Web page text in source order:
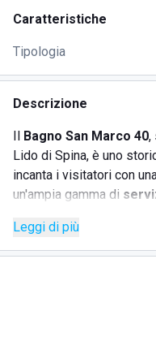
Caratteristiche
Tipologia
Descrizione
Il Bagno San Marco 40,
Lido di Spina, è uno
incanta i visitatori con
un'ampia gamma di
è celebre per la sua
sportive a iniziative per
Leggi di più